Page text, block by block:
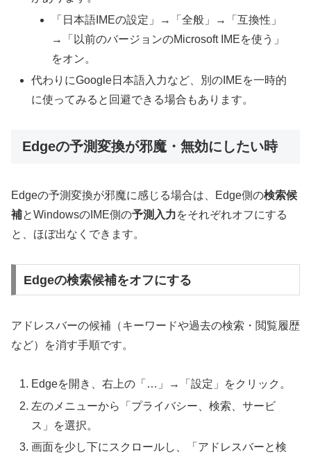
「日本語IMEの設定」→「全般」→「互換性」
→「以前のバージョンのMicrosoft IMEを使う」
をオン。
代わりにGoogle日本語入力など、別のIMEを一時的
に使ってみると回避できる場合もあります。
Edgeの予測変換が邪魔・無効にしたい時
Edgeの予測変換が邪魔に感じる場合は、Edge側の検索候
補とWindowsのIME側の予測入力をそれぞれオフにする
と、ほぼ出なくできます。
Edgeの検索候補をオフにする
アドレスバーの候補（キーワードや過去の検索・閲覧履歴
など）を消す手順です。
Edgeを開き、右上の「…」→「設定」をクリック。
左のメニューから「プライバシー、検索、サービ
ス」を選択。
画面を少し下にスクロールし、「アドレスバーと検